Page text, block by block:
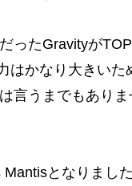
ったGravityが
はかなり大きいた
言うまでもあり
となりました